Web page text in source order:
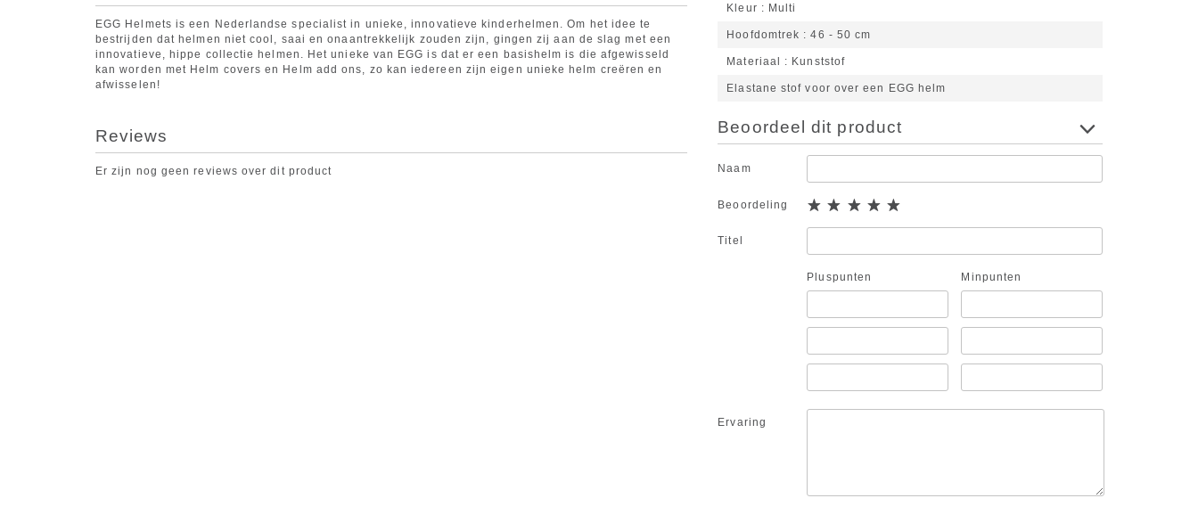
EGG Helmets is een Nederlandse specialist in unieke, innovatieve kinderhelmen. Om het idee te
bestrijden dat helmen niet cool, saai en onaantrekkelijk zouden zijn, gingen zij aan de slag met een
innovatieve, hippe collectie helmen. Het unieke van EGG is dat er een basishelm is die afgewisseld
kan worden met Helm covers en Helm add ons, zo kan iedereen zijn eigen unieke helm creëren en
afwisselen!
Kleur Multi
Hoofdomtrek 46 - 50 cm
Materiaal Kunststof
Elastane stof voor over een EGG helm
Reviews
Er zijn nog geen reviews over dit product
Beoordeel dit product
Naam
Beoordeling
Titel
Pluspunten Minpunten
Ervaring